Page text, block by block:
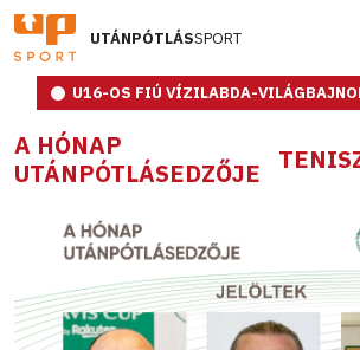
UTÁNPÓTLÁSSPORT
U16-OS FIÚ VÍZILABDA-
A HÓNAP
UTÁNPÓTLÁSEDZŐJE